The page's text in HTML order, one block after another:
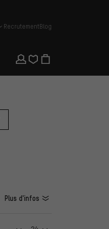
RecrutementBlog
Plus d'infos